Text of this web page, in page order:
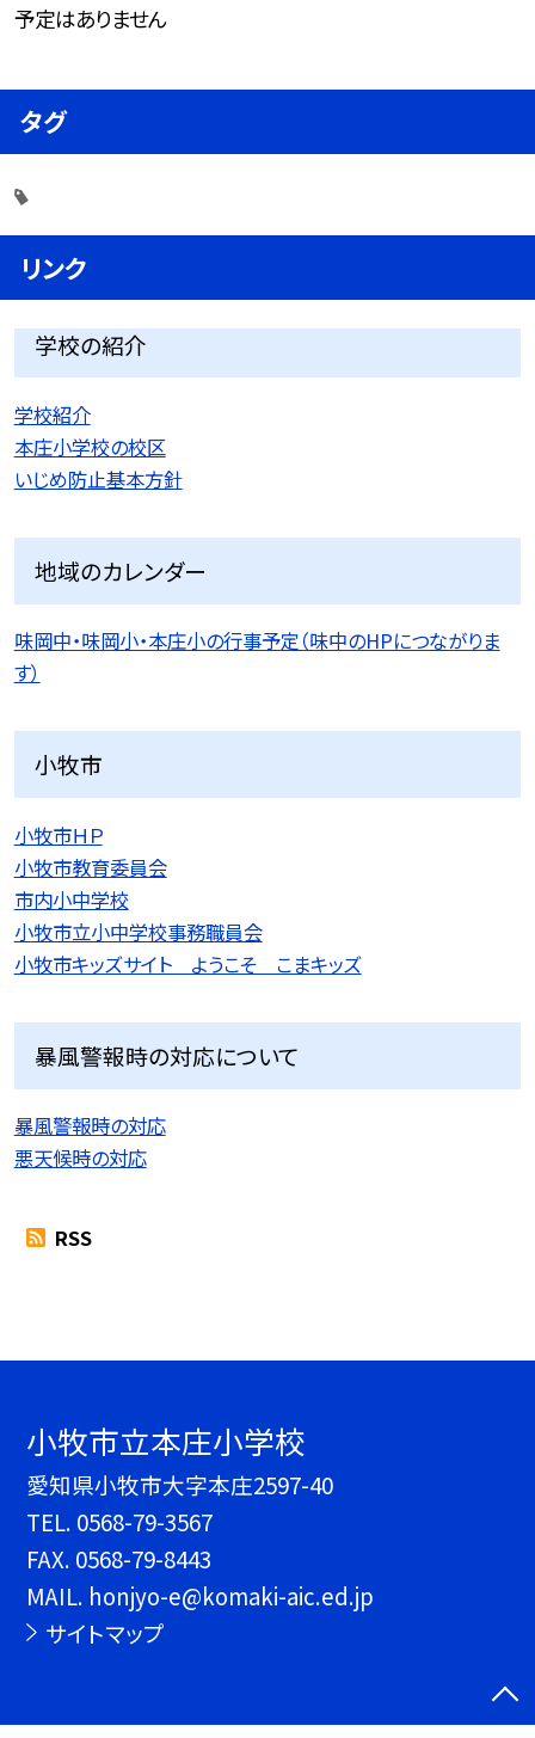
予定はありません
タグ
リンク
学校の紹介
学校紹介
本庄小学校の校区
いじめ防止基本方針
地域のカレンダー
味岡中・味岡小・本庄小の行事予定（味中のHPにつながりま
す）
小牧市
小牧市ＨＰ
小牧市教育委員会
市内小中学校
小牧市立小中学校事務職員会
小牧市キッズサイト ようこそ こまキッズ
暴風警報時の対応について
暴風警報時の対応
悪天候時の対応
RSS
小牧市立本庄小学校
愛知県小牧市大字本庄2597-40
TEL. 0568-79-3567
FAX. 0568-79-8443
MAIL. honjyo-e@komaki-aic.ed.jp
サイトマップ